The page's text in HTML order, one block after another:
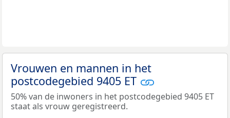
Vrouwen en mannen in het
postcodegebied 9405 ET
50% van de inwoners in het postcodegebied 9405 ET
staat als vrouw geregistreerd.